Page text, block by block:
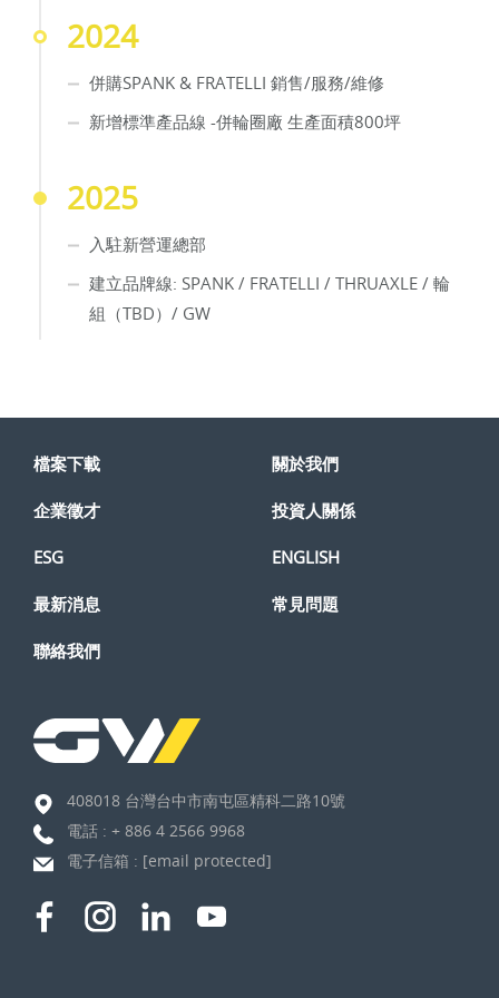
2024
併購SPANK & FRATELLI 銷售/服務/維修
新增標準產品線 -併輪圈廠 生產面積800坪
2025
入駐新營運總部​
建立品牌線: SPANK / FRATELLI / THRUAXLE / 輪
組（TBD）/ GW
檔案下載 關於我們
企業徵才 投資人關係
ESG ENGLISH
最新消息 常見問題
聯絡我們
408018 台灣台中市南屯區精科二路10號
電話 : + 886 4 2566 9968
電子信箱 : [email protected]